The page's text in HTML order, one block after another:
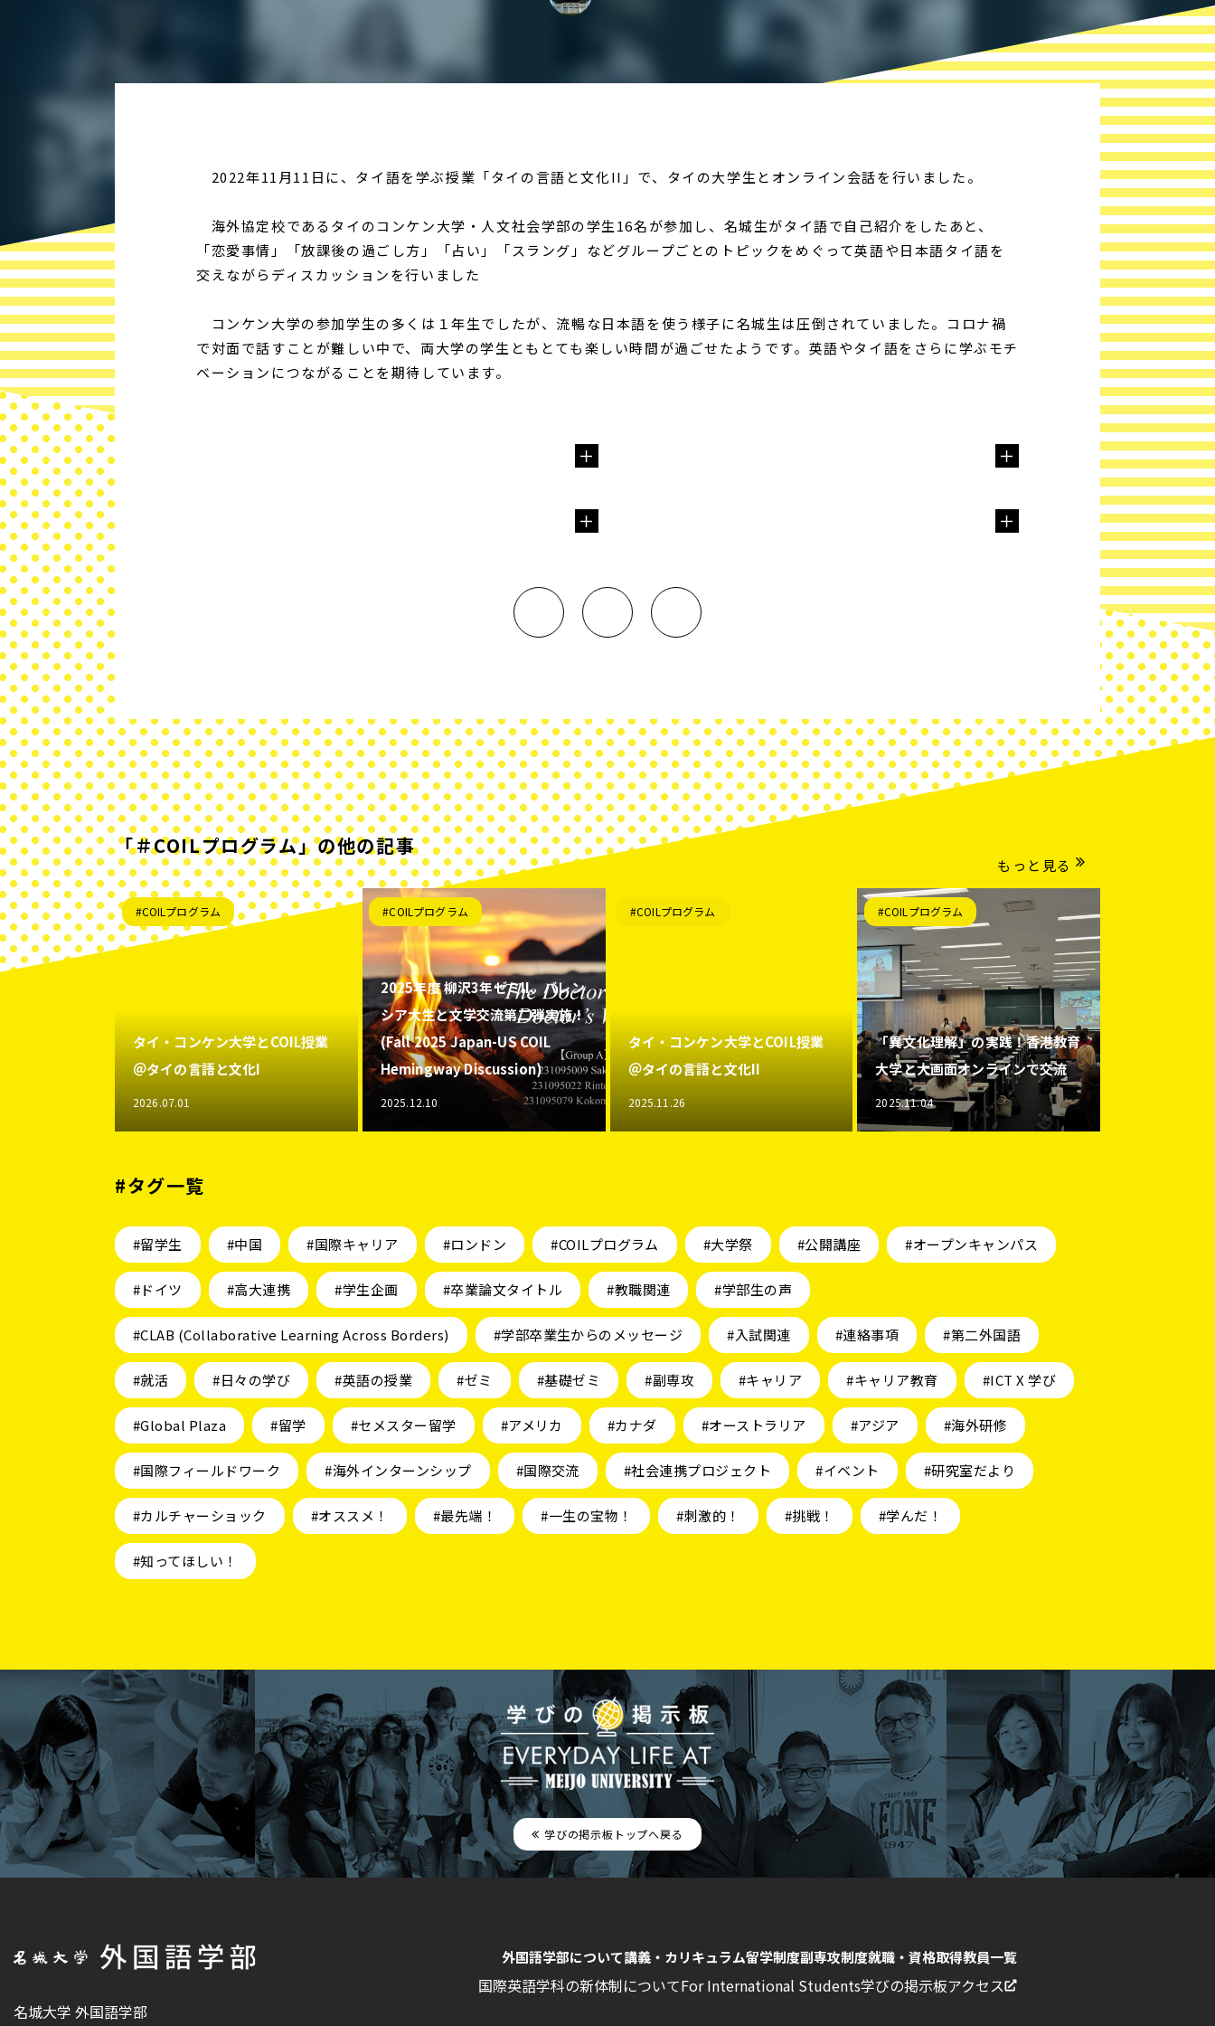
2022年11月11日に、タイ語を学ぶ授業「タイの言語と文化II」で、タイの大学生とオンライン会話を行いました。
海外協定校であるタイのコンケン大学・人文社会学部の学生16名が参加し、名城生がタイ語で自己紹介をしたあと、
「恋愛事情」「放課後の過ごし方」「占い」「スラング」などグループごとのトピックをめぐって英語や日本語タイ語を
交えながらディスカッションを行いました
コンケン大学の参加学生の多くは１年生でしたが、流暢な日本語を使う様子に名城生は圧倒されていました。コロナ禍
で対面で話すことが難しい中で、両大学の学生ともとても楽しい時間が過ごせたようです。英語やタイ語をさらに学ぶモチ
ベーションにつながることを期待しています。
「＃COILプログラム」の他の記事
もっと見る
タイ・コンケン大学とCOIL授業
＠タイの言語と文化I
2026.07.01
#COILプログラム
2025年度 柳沢3年ゼミII、バレン
シア大生と文学交流第二弾実施！
(Fall 2025 Japan-US COIL
Hemingway Discussion)
2025.12.10
#COILプログラム
タイ・コンケン大学とCOIL授業
＠タイの言語と文化II
2025.11.26
#COILプログラム
「異文化理解」の実践！香港教育
大学と大画面オンラインで交流
2025.11.04
#COILプログラム
#タグ一覧
#留学生 #中国 #国際キャリア #ロンドン #COILプログラム #大学祭 #公開講座 #オープンキャンパス
#ドイツ #高大連携 #学生企画 #卒業論文タイトル #教職関連 #学部生の声
#CLAB (Collaborative Learning Across Borders) #学部卒業生からのメッセージ #入試関連 #連絡事項 #第二外国語
#就活 #日々の学び #英語の授業 #ゼミ #基礎ゼミ #副専攻 #キャリア #キャリア教育 #ICT X 学び
#Global Plaza #留学 #セメスター留学 #アメリカ #カナダ #オーストラリア #アジア #海外研修
#国際フィールドワーク #海外インターンシップ #国際交流 #社会連携プロジェクト #イベント #研究室だより
#カルチャーショック #オススメ！ #最先端！ #一生の宝物！ #刺激的！ #挑戦！ #学んだ！
#知ってほしい！
学びの掲示板トップへ戻る
名城大学 外国語学部
外国語学部について講義・カリキュラム留学制度副専攻制度就職・資格取得教員一覧
国際英語学科の新体制についてFor International Students学びの掲示板アクセス